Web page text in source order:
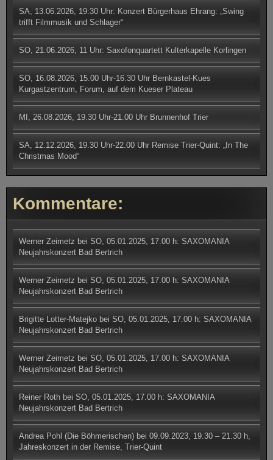
SA, 13.06.2026, 19:30 Uhr: Konzert Bürgerhaus Ehrang: „Swing
trifft Filmmusik und Schlager“
SO, 21.06.2026, 11 Uhr: Saxofonquartett Kulterkapelle Korlingen
SO, 16.08.2026, 15.00 Uhr-16.30 Uhr Bernkastel-Kues
Kurgastzentrum, Forum, auf dem Kueser Plateau
MI, 26.08.2026, 19.30 Uhr-21.00 Uhr Brunnenhof Trier
SA, 12.12.2026, 19.30 Uhr-22.00 Uhr Remise Trier-Quint: „In The
Christmas Mood“
Kommentare:
Werner Zeimetz bei SO, 05.01.2025, 17.00 h: SAXOMANIA
Neujahrskonzert Bad Bertrich
Werner Zeimetz bei SO, 05.01.2025, 17.00 h: SAXOMANIA
Neujahrskonzert Bad Bertrich
Brigitte Lotter-Matejko bei SO, 05.01.2025, 17.00 h: SAXOMANIA
Neujahrskonzert Bad Bertrich
Werner Zeimetz bei SO, 05.01.2025, 17.00 h: SAXOMANIA
Neujahrskonzert Bad Bertrich
Reiner Roth bei SO, 05.01.2025, 17.00 h: SAXOMANIA
Neujahrskonzert Bad Bertrich
Andrea Pohl (Die Böhmerischen) bei 09.09.2023, 19.30 – 21.30 h,
Jahreskonzert in der Remise, Trier-Quint